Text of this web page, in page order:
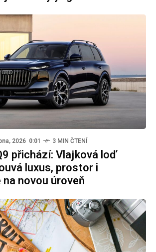
2026 0:01 3 MIN ČTENÍ
přichází: Vlajková loď
luxus, prostor i
novou úroveň